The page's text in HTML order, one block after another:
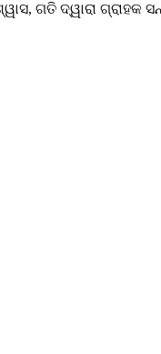
ଗତି ଦ୍ୱାରା ଗ୍ରାହକ